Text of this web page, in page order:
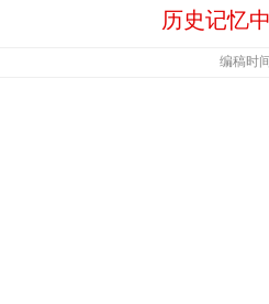
历史记忆
编稿时